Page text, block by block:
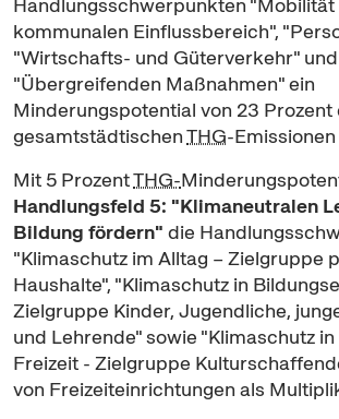
kommunalen Einflussbereich",
"Wirtschafts- und Güterverkehr" und
"Übergreifenden Maßnahmen" ein
Minderungspotential von 23 Prozent
gesamtstädtischenTHG-Emissionen
Mit 5 ProzentTHG-
Handlungsfeld 5: "Klimaneutralen
Bildung fördern" die
"Klimaschutz im Alltag – Zielgruppe
Haushalte", "Klimaschutz in
Zielgruppe Kinder, Jugendliche,
und Lehrende" sowie "Klimaschutz
Freizeit - Zielgruppe
von Freizeiteinrichtungen als